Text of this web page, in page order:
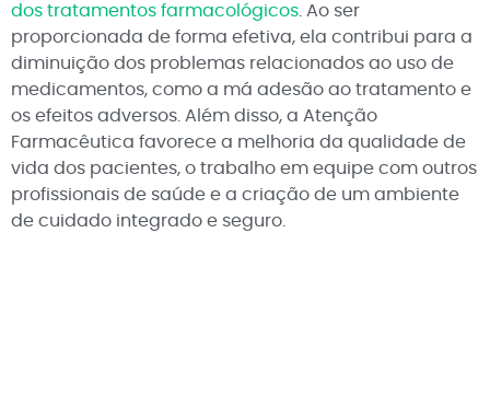
dos tratamentos farmacológicos . Ao ser
proporcionada de forma efetiva, ela contribui para a
diminuição dos problemas relacionados ao uso de
medicamentos, como a má adesão ao tratamento e
os efeitos adversos. Além disso, a Atenção
Farmacêutica favorece a melhoria da qualidade de
vida dos pacientes, o trabalho em equipe com outros
profissionais de saúde e a criação de um ambiente
de cuidado integrado e seguro.